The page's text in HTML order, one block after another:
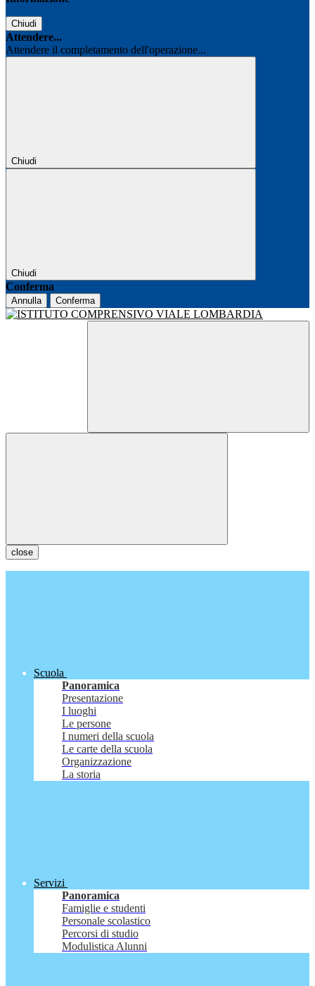
Chiudi
Attendere...
Attendere il completamento dell'operazione...
Chiudi
Chiudi
Conferma
Annulla Conferma
close
Scuola
Panoramica
Presentazione
I luoghi
Le persone
I numeri della scuola
Le carte della scuola
Organizzazione
La storia
Servizi
Panoramica
Famiglie e studenti
Personale scolastico
Percorsi di studio
Modulistica Alunni